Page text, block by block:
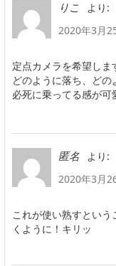
りこ
より:
2020年3月
定点カメラを希望しま
どのように落ち、ど
必死に乗ってる感が
匿名
より:
2020年3月
これが使い熟すとい
くように！キリッ